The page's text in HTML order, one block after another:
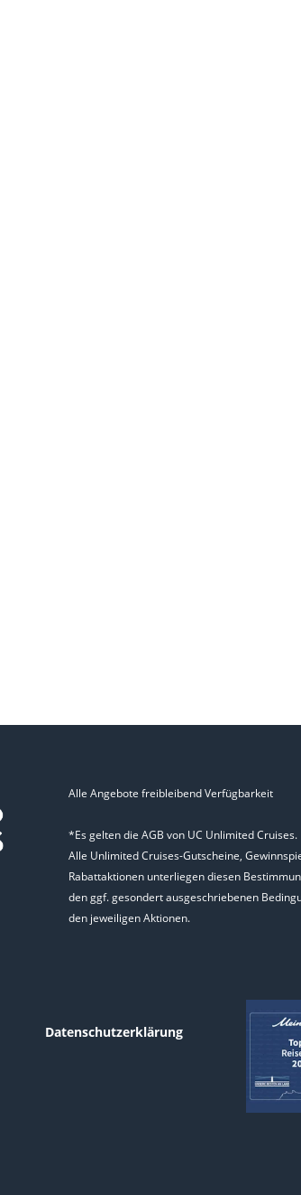
Alle Angebote freibleibend Verfügbarkeit
*Es gelten die AGB von UC Unlimited Cruises.
Alle Unlimited Cruises-Gutscheine,
Rabattaktionen unterliegen diesen
den ggf. gesondert ausgeschriebenen
den jeweiligen Aktionen.
Datenschutzerklärung